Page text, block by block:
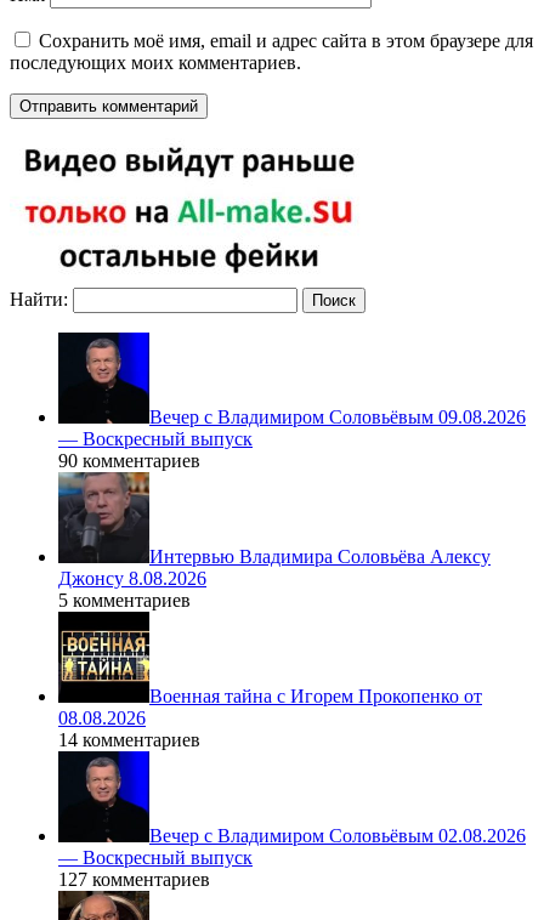
Сохранить моё имя, email и адрес сайта в этом браузере для
последующих моих комментариев.
Найти:
Вечер с Владимиром Соловьёвым 09.08.2026
— Воскресный выпуск
90 комментариев
Интервью Владимира Соловьёва Алексу
Джонсу 8.08.2026
5 комментариев
Военная тайна с Игорем Прокопенко от
08.08.2026
14 комментариев
Вечер с Владимиром Соловьёвым 02.08.2026
— Воскресный выпуск
127 комментариев